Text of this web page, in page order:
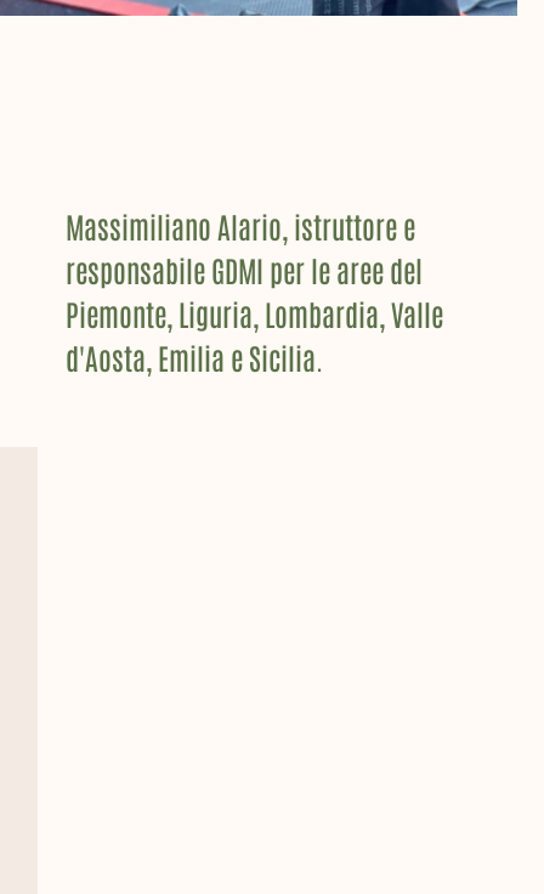
Massimiliano Alario, istruttore e
responsabile GDMI per le aree del
Piemonte, Liguria, Lombardia, Valle
d'Aosta, Emilia e Sicilia.